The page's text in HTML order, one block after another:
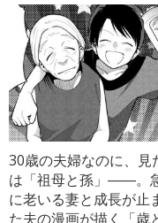
30歳の夫婦なのに、見
は「祖母と孫」――。
に老いる妻と成長が止
た夫の漫画が描く「歳